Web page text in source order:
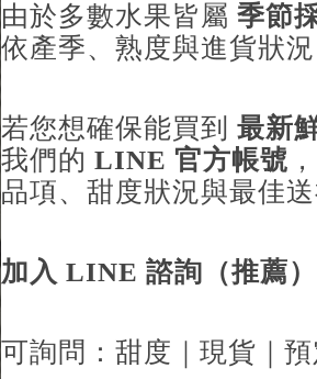
由於多數水果皆屬 季節
依產季、熟度與進貨狀
若您想確保能買到 最新
我們的 LINE 官方帳號
品項、甜度狀況與最佳
加入 LINE 諮詢（推薦）
可詢問：甜度｜現貨｜